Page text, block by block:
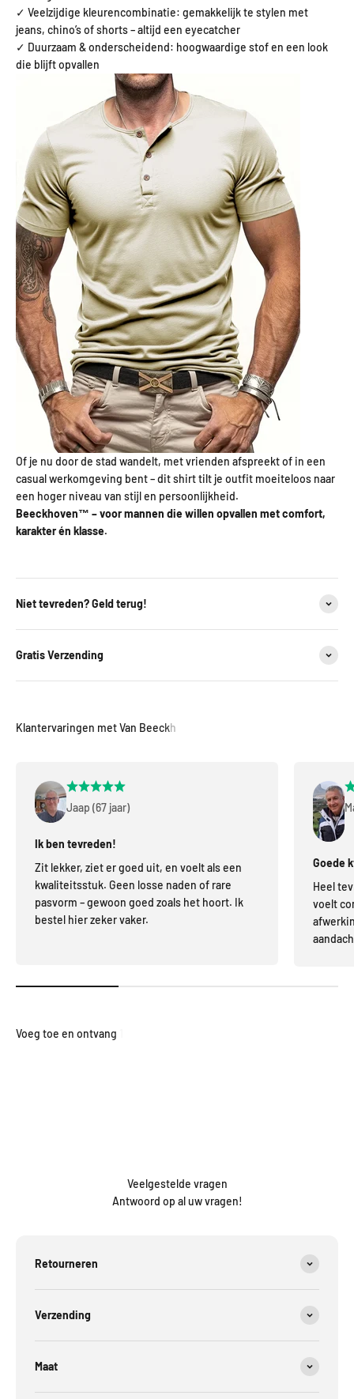
✓ Veelzijdige kleurencombinatie: gemakkelijk te stylen met
jeans, chino’s of shorts – altijd een eyecatcher
✓ Duurzaam & onderscheidend: hoogwaardige stof en een look
die blijft opvallen
Of je nu door de stad wandelt, met vrienden afspreekt of in een
casual werkomgeving bent – dit shirt tilt je outfit moeiteloos naar
een hoger niveau van stijl en persoonlijkheid.
Beeckhoven™ – voor mannen die willen opvallen met comfort,
karakter én klasse.
Niet tevreden? Geld terug!
Gratis Verzending
Jaap (67 jaar)
Ik ben tevreden!
Zit lekker, ziet er goed uit, en voelt als een
kwaliteitsstuk. Geen losse naden of rare
pasvorm – gewoon goed zoals het hoort. Ik
bestel hier zeker vaker.
Goede
Heel
voelt
Veelgestelde vragen
Antwoord op al uw vragen!
Retourneren
Verzending
Maat